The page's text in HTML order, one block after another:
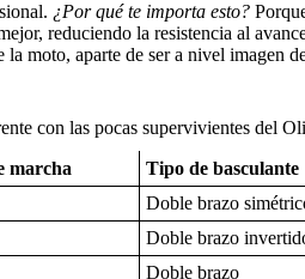
¿Por qué te importa esto?
reduciendo la resistencia al
moto, aparte de ser a nivel imagen
con las pocas supervivientes del
marcha Tipo de basculante
Doble brazo
Doble brazo
Doble brazo